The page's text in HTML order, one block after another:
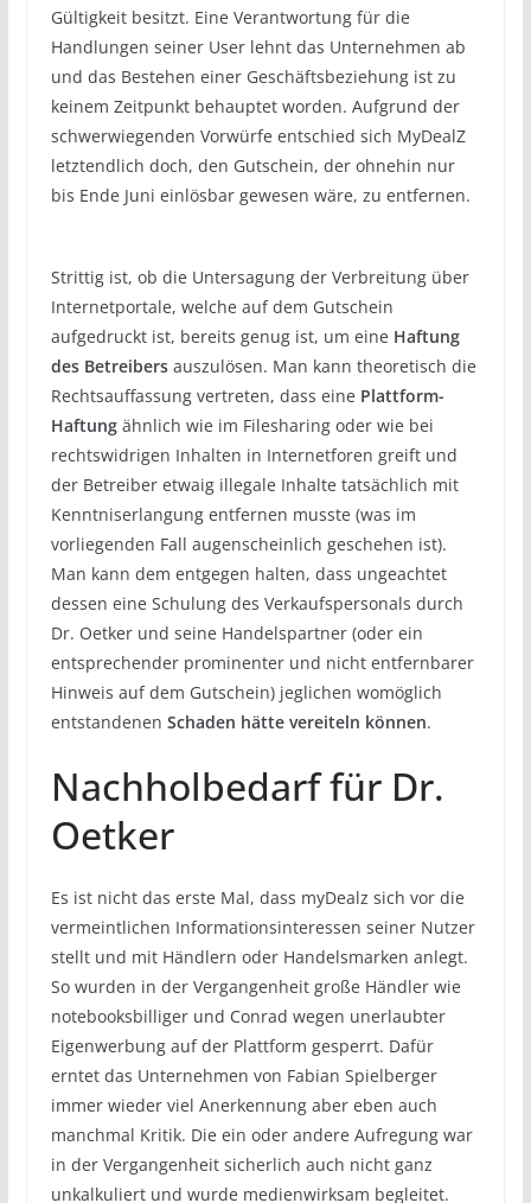
Gültigkeit besitzt. Eine Verantwortung für die
Handlungen seiner User lehnt das Unternehmen ab
und das Bestehen einer Geschäftsbeziehung ist zu
keinem Zeitpunkt behauptet worden. Aufgrund der
schwerwiegenden Vorwürfe entschied sich MyDealZ
letztendlich doch, den Gutschein, der ohnehin nur
bis Ende Juni einlösbar gewesen wäre, zu entfernen.
Strittig ist, ob die Untersagung der Verbreitung über
Internetportale, welche auf dem Gutschein
aufgedruckt ist, bereits genug ist, um eine Haftung
des Betreibersauszulösen. Man kann theoretisch die
Rechtsauffassung vertreten, dass eine Plattform-
Haftungähnlich wie im Filesharing oder wie bei
rechtswidrigen Inhalten in Internetforen greift und
der Betreiber etwaig illegale Inhalte tatsächlich mit
Kenntniserlangung entfernen musste (was im
vorliegenden Fall augenscheinlich geschehen ist).
Man kann dem entgegen halten, dass ungeachtet
dessen eine Schulung des Verkaufspersonals durch
Dr. Oetker und seine Handelspartner (oder ein
entsprechender prominenter und nicht entfernbarer
Hinweis auf dem Gutschein) jeglichen womöglich
entstandenen Schaden hätte vereiteln können.
Nachholbedarf für Dr.
Oetker
Es ist nicht das erste Mal, dass myDealz sich vor die
vermeintlichen Informationsinteressen seiner Nutzer
stellt und mit Händlern oder Handelsmarken anlegt.
So wurden in der Vergangenheit große Händler wie
notebooksbilliger und Conrad wegen unerlaubter
Eigenwerbung auf der Plattform gesperrt. Dafür
erntet das Unternehmen von Fabian Spielberger
immer wieder viel Anerkennung aber eben auch
manchmal Kritik. Die ein oder andere Aufregung war
in der Vergangenheit sicherlich auch nicht ganz
unkalkuliert und wurde medienwirksam begleitet.